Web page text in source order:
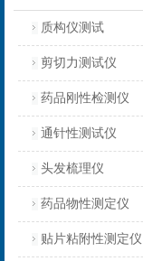
质构仪测试
剪切力测试仪
药品刚性检测仪
通针性测试仪
头发梳理仪
药品物性测定仪
贴片粘附性测定仪